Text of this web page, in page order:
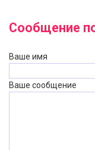
Сообщение
Ваше имя
Ваше сообщение